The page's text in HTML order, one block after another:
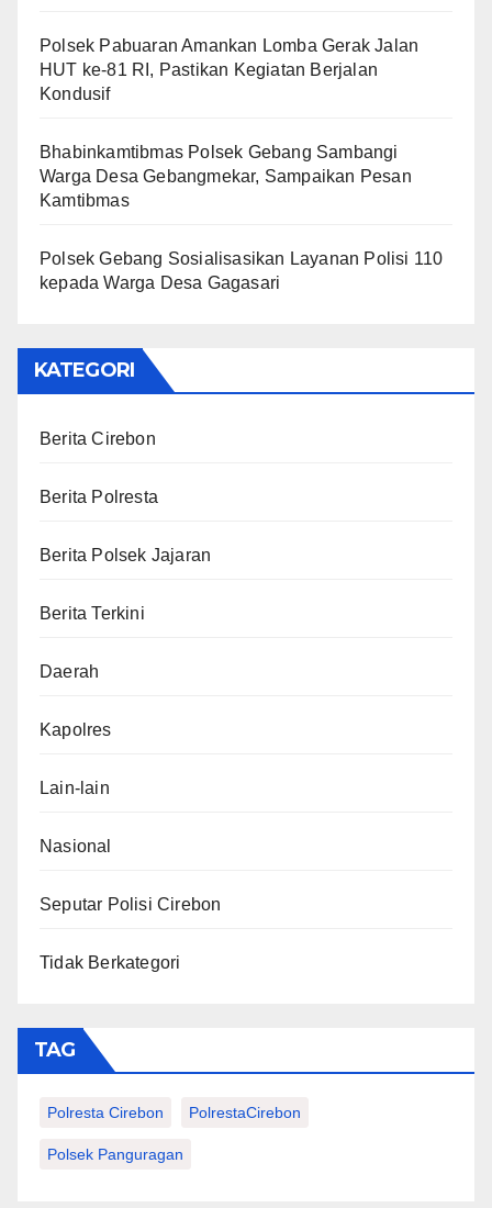
Polsek Pabuaran Amankan Lomba Gerak Jalan
HUT ke-81 RI, Pastikan Kegiatan Berjalan
Kondusif
Bhabinkamtibmas Polsek Gebang Sambangi
Warga Desa Gebangmekar, Sampaikan Pesan
Kamtibmas
Polsek Gebang Sosialisasikan Layanan Polisi 110
kepada Warga Desa Gagasari
KATEGORI
Berita Cirebon
Berita Polresta
Berita Polsek Jajaran
Berita Terkini
Daerah
Kapolres
Lain-lain
Nasional
Seputar Polisi Cirebon
Tidak Berkategori
TAG
Polresta Cirebon PolrestaCirebon
Polsek Panguragan